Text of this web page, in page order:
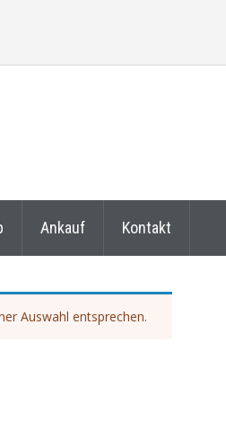
Ankauf Kontakt
Auswahl entsprechen.